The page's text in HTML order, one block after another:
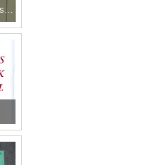
a magyarországi protestáns színjátszás forrásai és irodalma